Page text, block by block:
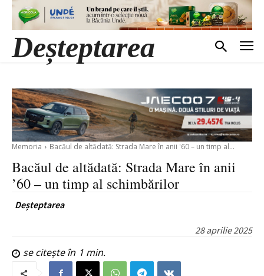
Deșteptarea
Memoria Bacăul de altădată: Strada Mare în anii '60 – un timp al...
Bacăul de altădată: Strada Mare în anii
’60 – un timp al schimbărilor
Deșteptarea
28 aprilie 2025
se citește în 1 min.